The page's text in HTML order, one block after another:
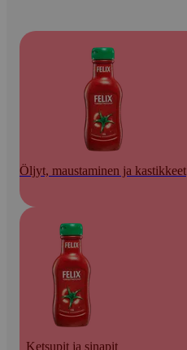
Öljyt, maustaminen ja kastikkeet
Ketsupit ja sinapit